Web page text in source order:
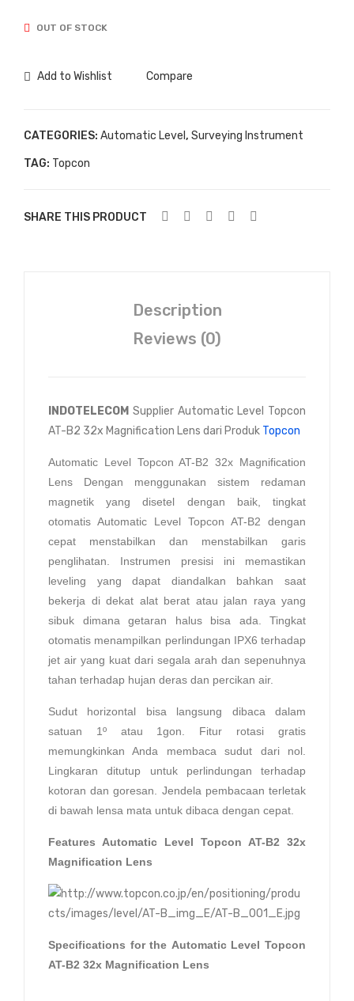
OUT OF STOCK
Add to Wishlist Compare
CATEGORIES: Automatic Level , Surveying Instrument
TAG: Topcon
SHARE THIS PRODUCT
Description
Reviews (0)
INDOTELECOM Supplier Automatic Level Topcon
AT-B2 32x Magnification Lens dari Produk Topcon
Automatic Level Topcon AT-B2 32x Magnification
Lens Dengan menggunakan sistem redaman
magnetik yang disetel dengan baik, tingkat
otomatis Automatic Level Topcon AT-B2 dengan
cepat menstabilkan dan menstabilkan garis
penglihatan. Instrumen presisi ini memastikan
leveling yang dapat diandalkan bahkan saat
bekerja di dekat alat berat atau jalan raya yang
sibuk dimana getaran halus bisa ada. Tingkat
otomatis menampilkan perlindungan IPX6 terhadap
jet air yang kuat dari segala arah dan sepenuhnya
tahan terhadap hujan deras dan percikan air.
Sudut horizontal bisa langsung dibaca dalam
satuan 1º atau 1gon. Fitur rotasi gratis
memungkinkan Anda membaca sudut dari nol.
Lingkaran ditutup untuk perlindungan terhadap
kotoran dan goresan. Jendela pembacaan terletak
di bawah lensa mata untuk dibaca dengan cepat.
Features Automatic Level Topcon AT-B2 32x
Magnification Lens
Specifications for the Automatic Level Topcon
AT-B2 32x Magnification Lens